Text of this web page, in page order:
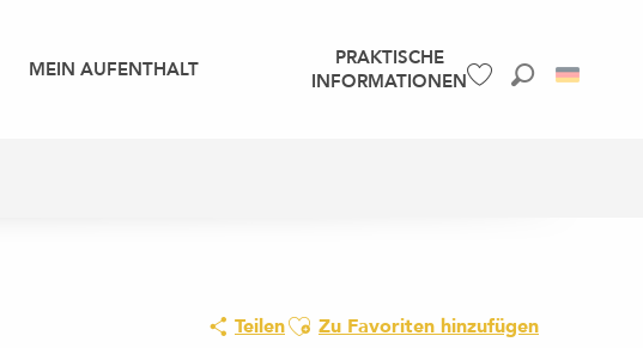
MEIN AUFENTHALT
PRAKTISCHE
INFORMATIONEN
TeilenAjouter aux favoris
Zu Favoriten hinzufügen